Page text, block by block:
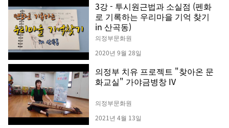
3강 - 투시원근법과 소실점 (펜화
로 기록하는 우리마을 기억 찾기
in 산곡동)
의정부문화원
2020년 9월 28일
의정부 치유 프로젝트 "찾아온 문
화교실" 가야금병창 IV
의정부문화원
2021년 4월 13일